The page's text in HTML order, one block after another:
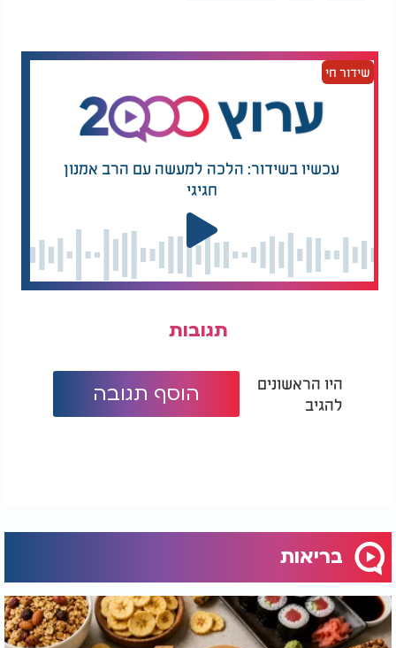
שידור חי
עכשיו בשידור: הלכה למעשה עם הרב אמנון
חגיגי
תגובות
היו הראשונים
להגיב
הוסף תגובה
בריאות